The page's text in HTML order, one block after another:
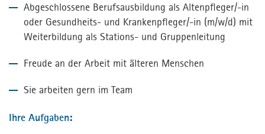
Abgeschlossene Berufsausbildung als Altenpfleger/-in
oder Gesundheits- und Krankenpfleger/-in (m/w/d) mit
Weiterbildung als Stations- und Gruppenleitung
Freude an der Arbeit mit älteren Menschen
Sie arbeiten gern im Team
Ihre Aufgaben: